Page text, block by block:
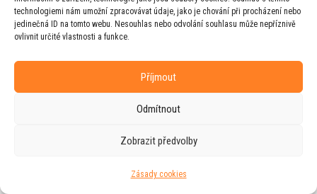
technologiemi nám umožní zpracovávat údaje, jako je chování při procházení nebo
jedinečná ID na tomto webu. Nesouhlas nebo odvolání souhlasu může nepříznivě
ovlivnit určité vlastnosti a funkce.
Příjmout
Odmítnout
Zobrazit předvolby
Zásady cookies
Horeckého
Web vytvořila firma